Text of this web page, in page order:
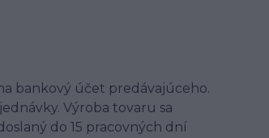
bankový účet predávajúceho.
Výroba tovaru sa
do 15 pracovných dní